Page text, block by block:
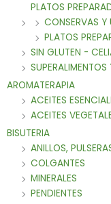
PLATOS
CONSERVAS Y
PLATOS
SIN GLUTEN -
AROMATERAPIA
ACEITES
ACEITES
BISUTERIA
ANILLOS,
COLGANTES
MINERALES
PENDIENTES